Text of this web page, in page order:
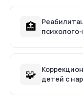
🏥
🧩
детей с